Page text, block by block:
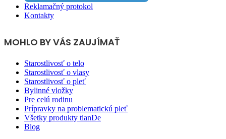
Reklamačný protokol
Kontakty
MOHLO BY VÁS ZAUJÍMAŤ
Starostlivosť o telo
Starostlivosť o vlasy
Starostlivosť o pleť
Bylinné vložky
Pre celú rodinu
Prípravky na problematickú pleť
Všetky produkty tianDe
Blog